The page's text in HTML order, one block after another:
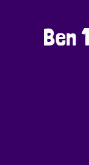
Ben